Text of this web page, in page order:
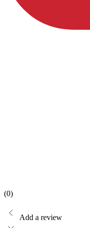
(0)
Add a review